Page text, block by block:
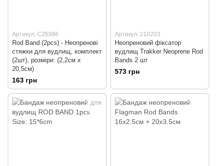
Артикул: CZ6996
Rod Band (2pcs) - Неопренові
стяжки для вудлищ, комплект
(2шт), розміри: (2,2см х
20,5см)
163 грн
Артикул: 210203
Неопреновий фіксатор
вудлищ Trakker Neoprene Rod
Bands 2 шт
573 грн